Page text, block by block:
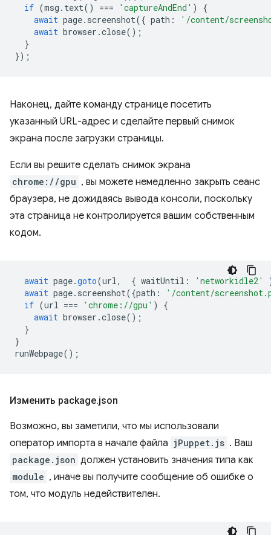
if (msg . text() === 'captureAndEnd' )
{
await page. screenshot({ path :
'/content/
await browser .close();
}
});
Наконец, дайте команду странице посетить
указанный URL-адрес и сделайте первый снимок
экрана после загрузки страницы.
Если вы решите сделать снимок экрана
chrome://gpu , вы можете немедленно закрыть сеанс
браузера, не дожидаясь вывода консоли, поскольку
эта страница не контролируется вашим собственным
кодом.
await page.goto(url , { waitUntil : 'networkidle2'
await page. screenshot({path :
'/content/
if (url === 'chrome://gpu' )
{
await browser .close();
}
}
runWebpage();
Изменить package.json
Возможно, вы заметили, что мы использовали
оператор импорта в начале файла jPuppet.js . Ваш
package.json должен установить значения типа как
module , иначе вы получите сообщение об ошибке о
том, что модуль недействителен.